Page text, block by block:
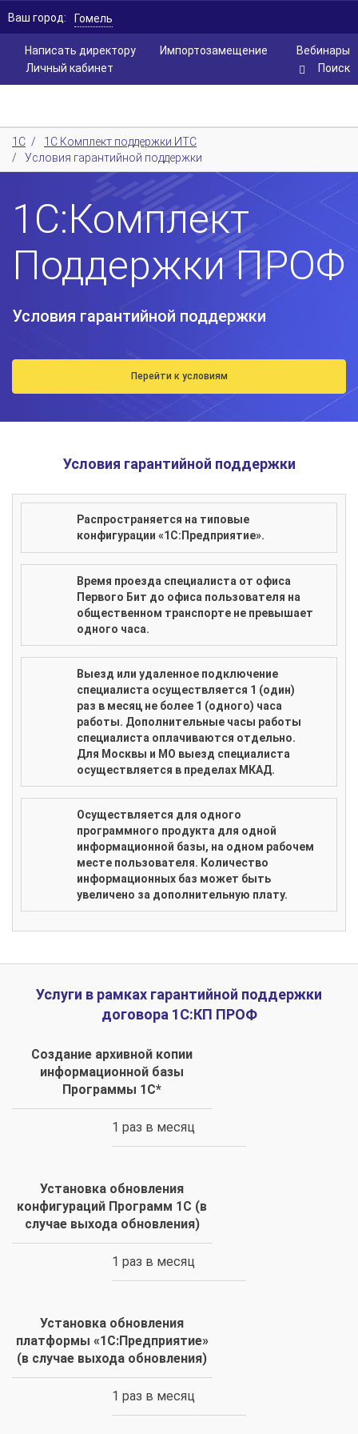
Написать директору Вебинары
Импортозамещение
Личный кабинет
Ваш город: Гомель
Поиск
1С /
1С Комплект поддержки ИТС
/
Условия гарантийной поддержки
1С:Комплект
Поддержки ПРОФ
Условия гарантийной поддержки
Перейти к условиям
Условия гарантийной поддержки
Распространяется на типовые
конфигурации «1С:Предприятие».
Время проезда специалиста от офиса
Первого Бит до офиса пользователя на
общественном транспорте не превышает
одного часа.
Выезд или удаленное подключение
специалиста осуществляется 1 (один)
раз в месяц не более 1 (одного) часа
работы. Дополнительные часы работы
специалиста оплачиваются отдельно.
Для Москвы и МО выезд специалиста
осуществляется в пределах МКАД.
Осуществляется для одного
программного продукта для одной
информационной базы, на одном рабочем
месте пользователя. Количество
информационных баз может быть
увеличено за дополнительную плату.
Услуги в рамках гарантийной поддержки
договора 1С:КП ПРОФ
Создание архивной копии
информационной базы
Программы 1С*
1 раз в месяц
Установка обновления
конфигураций Программ 1С (в
случае выхода обновления)
1 раз в месяц
Установка обновления
платформы «1С:Предприятие»
(в случае выхода обновления)
1 раз в месяц